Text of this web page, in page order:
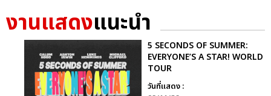
งานแสดงแนะนำ
5 SECONDS OF SUMMER:
EVERYONE’S A STAR! WORLD
TOUR
วันที่แสดง :